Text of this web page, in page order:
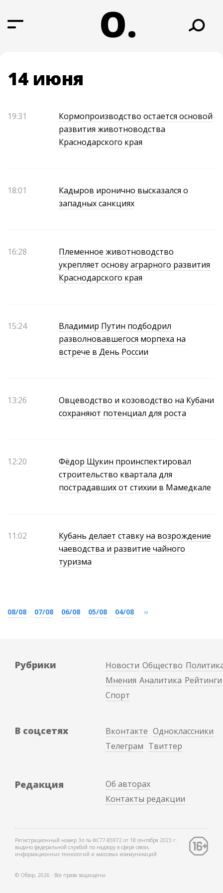
О.
14 июня
19:31
Кормопроизводство остается основой
развития животноводства
Краснодарского края
18:01
Кадыров иронично высказался о
западных санкциях
16:28
Племенное животноводство
укрепляет основу аграрного развития
Краснодарского края
15:24
Владимир Путин подбодрил
разволновавшегося морпеха на
встрече в День России
13:26
Овцеводство и козоводство на Кубани
сохраняют потенциал для роста
12:20
Фёдор Щукин проинспектировал
строительство квартала для
пострадавших от стихии в Мамедкале
11:02
Кубань делает ставку на возрождение
чаеводства и развитие чайного
туризма
08/08 07/08 06/08 05/08 04/08 ››
Рубрики Новости Общество
Мнения Аналитика Рейтинги
Спорт
В соцсетях Вконтакте Одноклассники
Телеграм Твиттер
Редакция
Об авторах
Контакты редакции
Регистрационный номер Эл № ФС77-85972 от 18 сентября 2023 г.
выдано федеральной службой по надзору в сфере связи,
информационных технологий и массовых коммуникаций
© Обзор, 2026 ∙ Все права защищены